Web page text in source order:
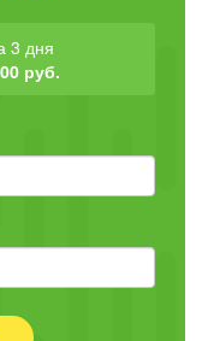
3 дня
руб.